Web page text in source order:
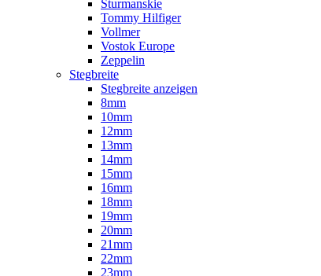
Sturmanskie
Tommy Hilfiger
Vollmer
Vostok Europe
Zeppelin
Stegbreite
Stegbreite anzeigen
8mm
10mm
12mm
13mm
14mm
15mm
16mm
18mm
19mm
20mm
21mm
22mm
23mm